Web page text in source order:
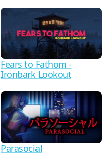
Fears to Fathom -
Ironbark Lookout
Parasocial